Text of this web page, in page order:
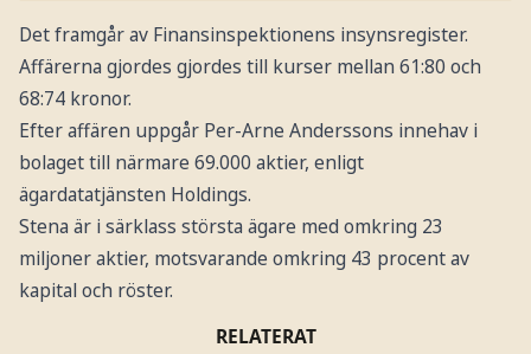
Det framgår av Finansinspektionens insynsregister.
Affärerna gjordes gjordes till kurser mellan 61:80 och
68:74 kronor.
Efter affären uppgår Per-Arne Anderssons innehav i
bolaget till närmare 69.000 aktier, enligt
ägardatatjänsten Holdings.
Stena är i särklass största ägare med omkring 23
miljoner aktier, motsvarande omkring 43 procent av
kapital och röster.
RELATERAT